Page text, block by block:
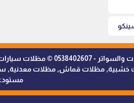
ظلال التميز
مظلات قماش, مظلات معدنية,